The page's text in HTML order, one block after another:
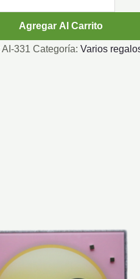
Agregar Al Carrito
AI-331 Categoría: Varios